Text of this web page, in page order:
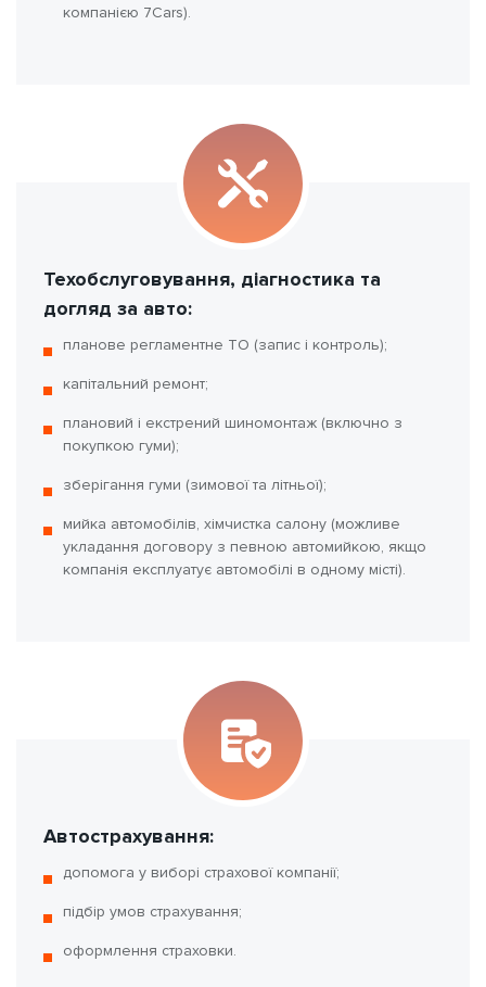
компанією 7Cars).
Техобслуговування, діагностика та
догляд за авто:
планове регламентне ТО (запис і контроль);
капітальний ремонт;
плановий і екстрений шиномонтаж (включно з
покупкою гуми);
зберігання гуми (зимової та літньої);
мийка автомобілів, хімчистка салону (можливе
укладання договору з певною автомийкою, якщо
компанія експлуатує автомобілі в одному місті).
Автострахування:
допомога у виборі страхової компанії;
підбір умов страхування;
оформлення страховки.